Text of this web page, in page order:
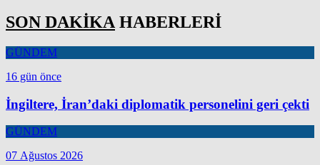
SON DAKİKA HABERLERİ
GÜNDEM
16 gün önce
İngiltere, İran’daki diplomatik personelini geri çekti
GÜNDEM
07 Ağustos 2026